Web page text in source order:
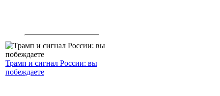
Трамп и сигнал России: вы
побеждаете